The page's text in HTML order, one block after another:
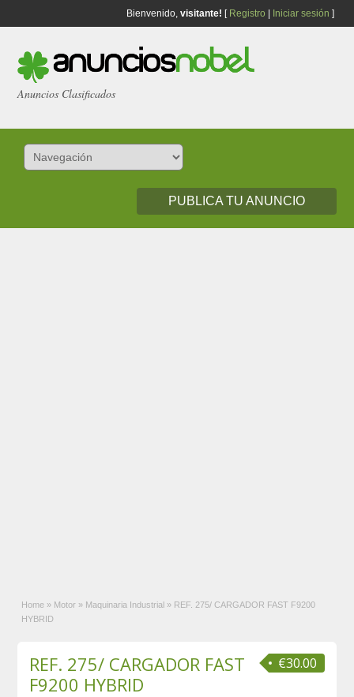
Bienvenido, visitante! [ Registro Iniciar sesión ]
Anuncios Clasificados
PUBLICA TU ANUNCIO
Home » Motor » Maquinaria Industrial » REF. 275/ CARGADOR FAST F9200
HYBRID
€30.00
REF. 275/ CARGADOR FAST
F9200 HYBRID